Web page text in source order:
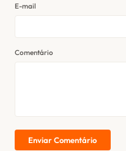
E-mail
Comentário
Enviar Comentário